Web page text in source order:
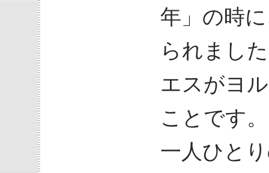
年」の時
られまし
エスがヨ
ことです
一人ひと